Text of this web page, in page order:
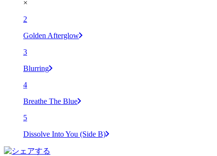
×
2
Golden Afterglow
3
Blurring
4
Breathe The Blue
5
Dissolve Into You (Side B)